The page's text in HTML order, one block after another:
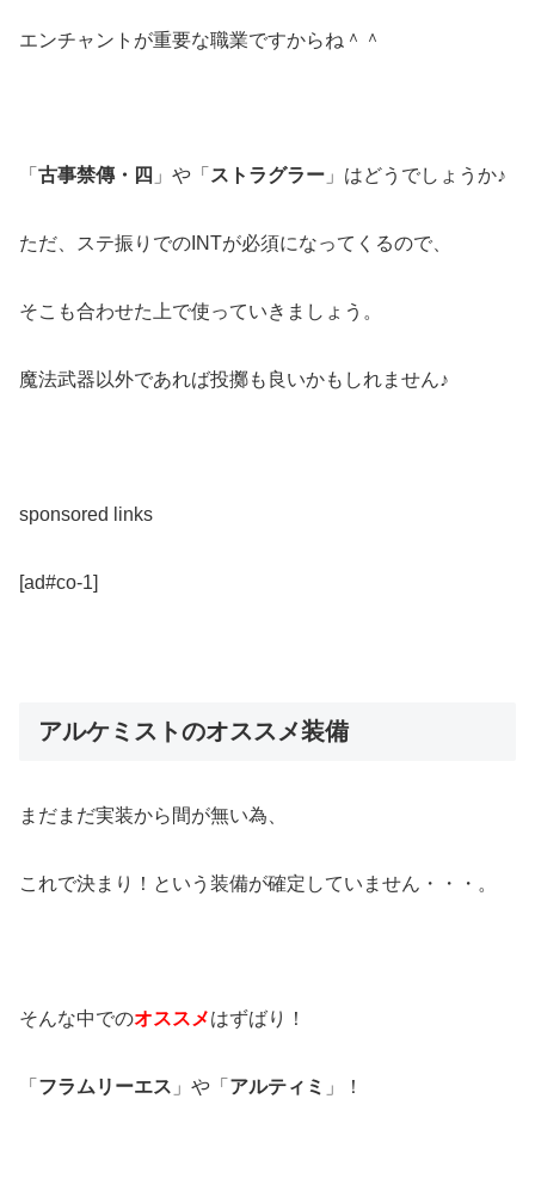
エンチャントが重要な職業ですからね＾＾
「 古事禁傳・四 」や「 ストラグラー 」はどうでしょうか♪
ただ、ステ振りでのINTが必須になってくるので、
そこも合わせた上で使っていきましょう。
魔法武器以外であれば投擲も良いかもしれません♪
sponsored links
[ad#co-1]
アルケミストのオススメ装備
まだまだ実装から間が無い為、
これで決まり！という装備が確定していません・・・。
そんな中でのオススメはずばり！
「 フラムリーエス 」や「 アルティミ 」！